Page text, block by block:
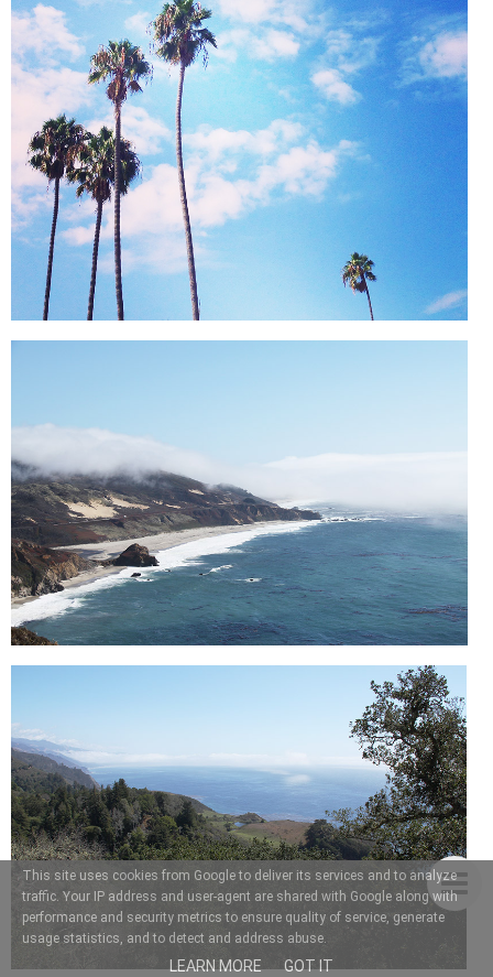
This site uses cookies from Google to deliver its services and to analyze
traffic. Your IP address and user-agent are shared with Google along with
performance and security metrics to ensure quality of service, generate
usage statistics, and to detect and address abuse.
LEARN MORE GOT IT